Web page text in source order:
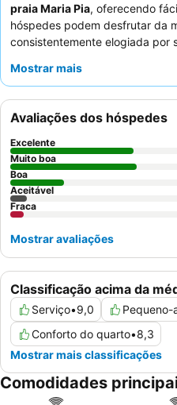
praia Maria Pia, oferecendo
hóspedes podem desfrutar da
consistentemente elogiada por
pela sua simpatia e
vasta e variada com um
mais tranquila, os hóspedes
quarto com vista para o jardim.
Mostrar mais
Classificação acima da
Serviço•9,0 Pequeno-
Conforto do quarto•8,3
Mostrar mais classificações
Avaliações dos hóspedes
Excelente
Muito boa
Boa
Aceitável
Fraca
Mostrar avaliações
Comodidades